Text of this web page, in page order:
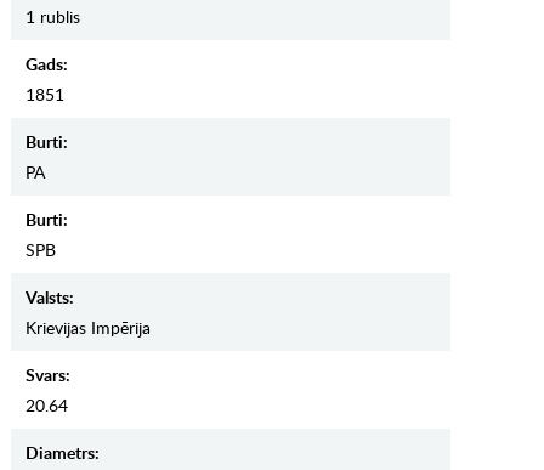
1 rublis
Gads:
1851
Burti:
PA
Burti:
SPB
Valsts:
Krievijas Impērija
Svars:
20.64
Diametrs: